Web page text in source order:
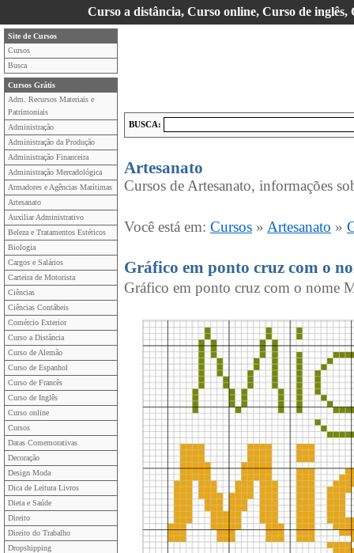
Curso a distância, Curso online, Curso de
Site de Cursos
Cursos
Busca
Cursos Grátis
Adm. Recursos Materiais e
Patrimoniais
Administração
Administração da Produção
Administração Financeira
Administração Mercadológica
Armadores e Agências Marítimas
Artesanato
Auxiliar Administrativo
Beleza e Tratamentos Estéticos
Biologia
Cargos e Salários
Carteira de Motorista
Ciências
Ciências Contábeis
Comércio Exterior
Curso a Distância
Curso de Alemão
Curso de Espanhol
Curso de Francês
Curso de Inglês
Curso online
Cursos
Datas Comemorativas
Decoração
Design Moda
Dica de Leitura Livros
Dieta e Saúde
Direito
Direito do Trabalho
Dropshipping
BUSCA:
Artesanato
Cursos de Artesanato, informações
Você está em: Cursos » Artesanato »
Gráfico em ponto cruz com o
Gráfico em ponto cruz com o nome